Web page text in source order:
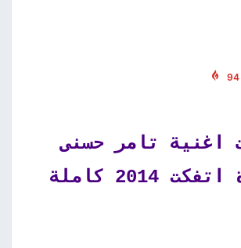
94
اغنية تامر حسنى
2014 كاملة